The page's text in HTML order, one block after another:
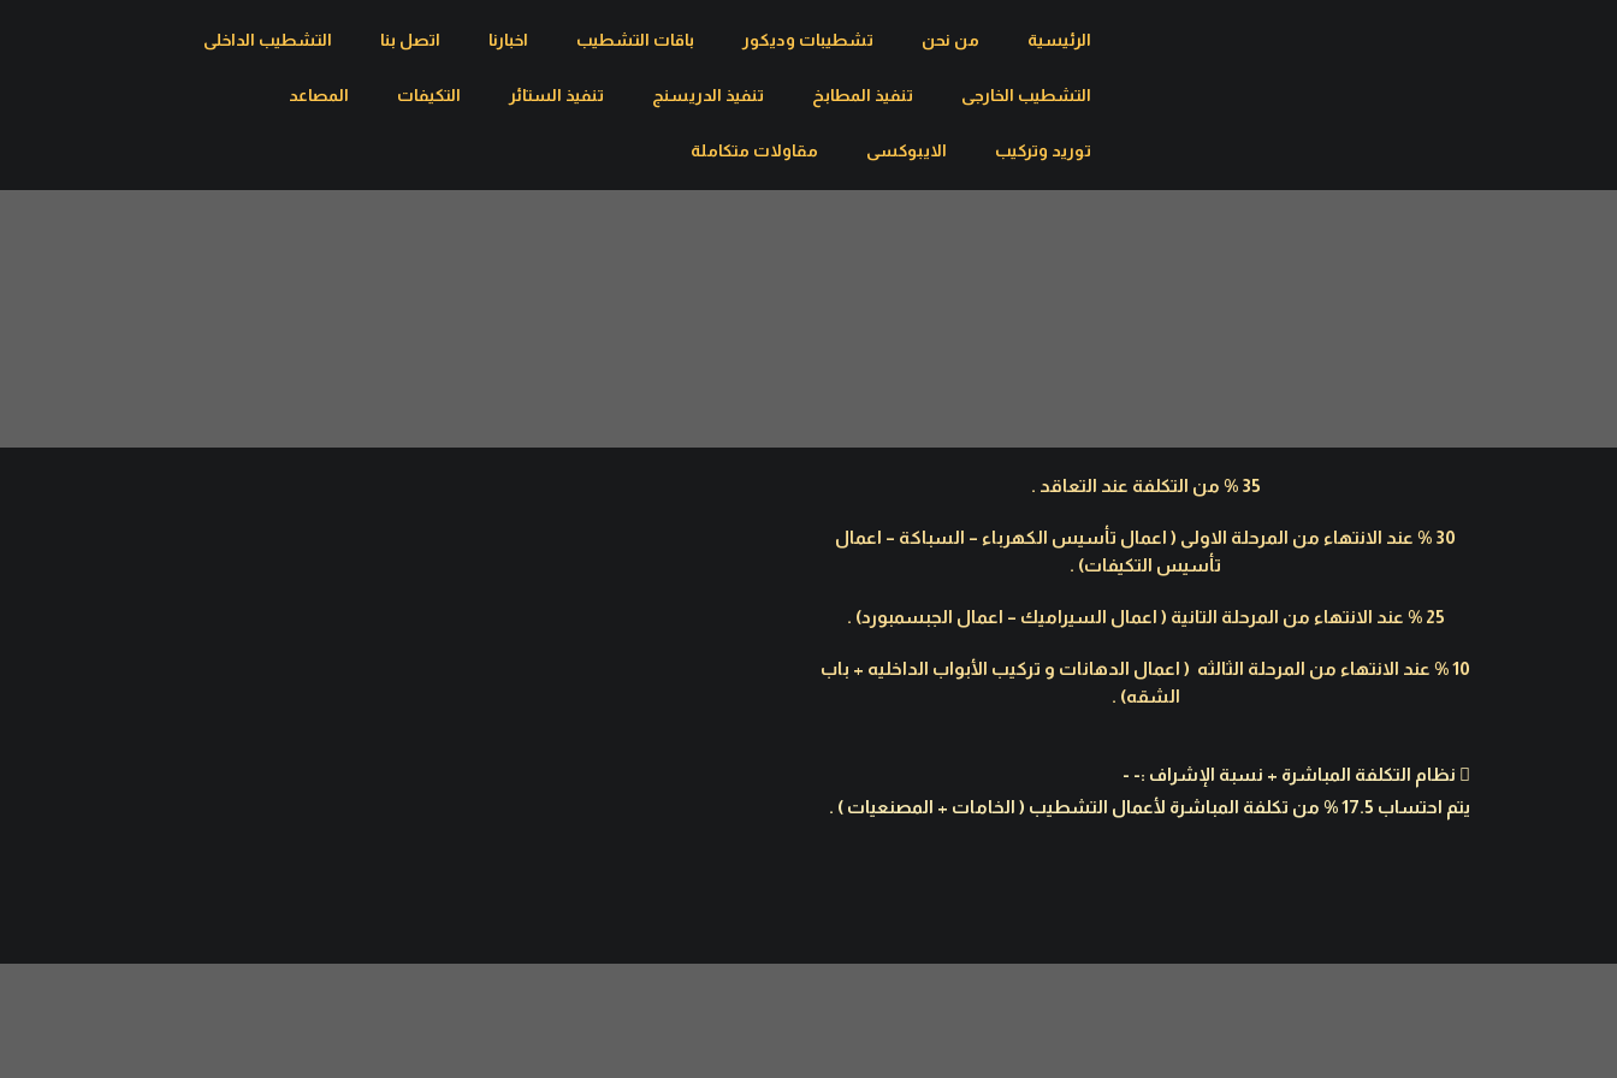
الرئيسية من نحن تشطيبات وديكور باقات التشطيب اخبارنا اتصل بنا التشطيب الداخلى
التشطيب الخارجى تنفيذ المطابخ تنفيذ الدريسنج تنفيذ الستائر التكيفات المصاعد
توريد وتركيب الايبوكسى مقاولات متكاملة
35 % من التكلفة عند التعاقد .
30 % عند الانتهاء من المرحلة الاولى ( اعمال تأسيس الكهرباء – السباكة – اعمال
تأسيس التكيفات) .
25 % عند الانتهاء من المرحلة التانية ( اعمال السيراميك – اعمال الجبسمبورد) .
10 % عند الانتهاء من المرحلة الثالثه ( اعمال الدهانات و تركيب الأبواب الداخليه + باب
الشقه) .
 نظام التكلفة المباشرة + نسبة الإشراف :- -
يتم احتساب 17.5 % من تكلفة المباشرة لأعمال التشطيب ( الخامات + المصنعيات ) .